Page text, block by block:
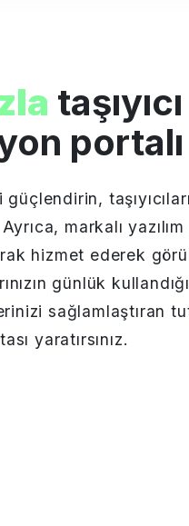
taşıyıcı
portalı
markalı
hizmet ederek
günlük
sağlamlaştıran
yaratırsınız.